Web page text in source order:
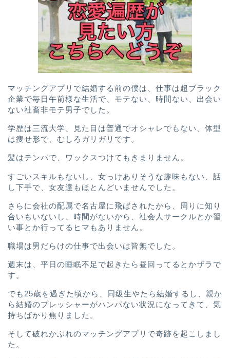
マッチングアプリで結婚する前の僕は、 仕事は超ブラック
企業で毎日午前様な生活で、 モテない、 時間ない、 出会い
ない社畜非モテ男子でした。
学歴は三流大学、 見た目は普通でオシャレでもない、 体型
は痩せ形で、むしろガリガリです。
髪はテンパで、ワックスつけてもきまりません。
すごいスキルもないし、 女っけありそうな趣味もない、 話
し下手で、女友達もほとんどいませんでした。
さらに会社の配属で名古屋に飛ばされたから、周りに知り
合いもいないし、 時間がないから、社会人サークルとか習
い事とか行ってるヒマもありません。
職場は男だらけの仕事で出会いは皆無でした。
週末は、平日の睡眠不足で起きたら昼回ってるとかザラで
す。
でも25歳を過ぎた頃から、 同級生やたら結婚するし、 親か
ら結婚のプレッシャーがハンパない状況になってきて、 気
持ちばかり焦りました。
そして破れかぶれのマッチングアプリで奇跡を起こしまし
た。